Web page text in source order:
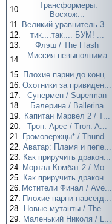
10.
Трансформеры:
Восхож...
11. Великий уравнитель 3...
12.
тик....так.... БУМ! ...
13.
Флэш / The Flash
14.
Миссия невыполнима:
...
15. Плохие парни до конц...
16. Охотники за привиден...
17.
Супермен / Superman
18.
Балерина / Ballerina
19. Капитан Марвел 2 / T...
20.
Трон: Арес / Tron: A...
21. Громовержцы* / Thund...
22. Аватар: Пламя и пепе...
23. Как приручить дракон...
24. Мортал Комбат 2 / Mo...
25. Как приручить дракон...
26. Мстители Финал / Ave...
27. Плохие парни навсегд...
28. Новые мутанты / The ...
29. Маленький Николя / L...